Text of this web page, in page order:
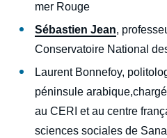
mer Rouge
Sébastien Jean,
Conservatoire National
Laurent Bonnefoy,
péninsule
au CERI et au centre
sciences sociales de